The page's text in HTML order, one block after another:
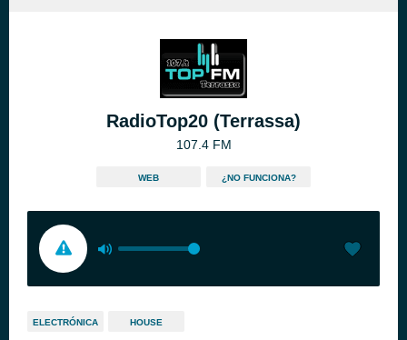
RadioTop20 (Terrassa)
107.4 FM
WEB ¿NO FUNCIONA?
ELECTRÓNICA HOUSE